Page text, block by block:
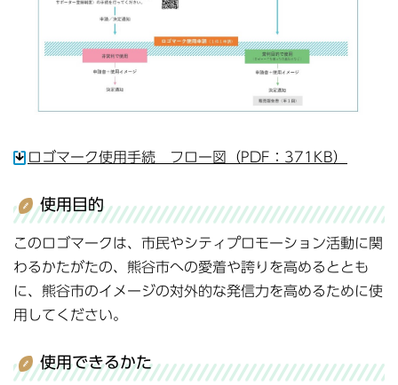
ロゴマーク使用手続 フロー図（PDF：371KB）
使用目的
このロゴマークは、市民やシティプロモーション活動に関
わるかたがたの、熊谷市への愛着や誇りを高めるととも
に、熊谷市のイメージの対外的な発信力を高めるために使
用してください。
使用できるかた